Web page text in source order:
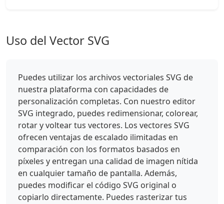
Uso del Vector SVG
Puedes utilizar los archivos vectoriales SVG de
nuestra plataforma con capacidades de
personalización completas. Con nuestro editor
SVG integrado, puedes redimensionar, colorear,
rotar y voltear tus vectores. Los vectores SVG
ofrecen ventajas de escalado ilimitadas en
comparación con los formatos basados en
píxeles y entregan una calidad de imagen nítida
en cualquier tamaño de pantalla. Además,
puedes modificar el código SVG original o
copiarlo directamente. Puedes rasterizar tus